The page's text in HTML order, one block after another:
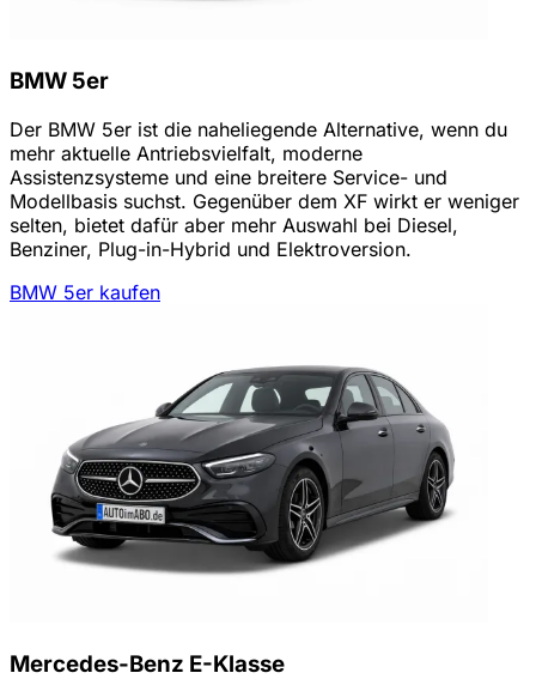
BMW 5er
Der BMW 5er ist die naheliegende Alternative, wenn du
mehr aktuelle Antriebsvielfalt, moderne
Assistenzsysteme und eine breitere Service- und
Modellbasis suchst. Gegenüber dem XF wirkt er weniger
selten, bietet dafür aber mehr Auswahl bei Diesel,
Benziner, Plug-in-Hybrid und Elektroversion.
BMW 5er kaufen
Mercedes-Benz E-Klasse